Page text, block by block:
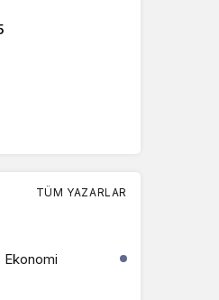
TÜM YAZARLAR